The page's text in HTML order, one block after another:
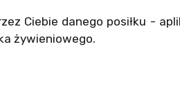
Ciebie danego posiłku -
żywieniowego.